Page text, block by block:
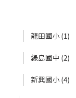
龍田國小 (1)
綠島國中 (2)
新興國小 (4)